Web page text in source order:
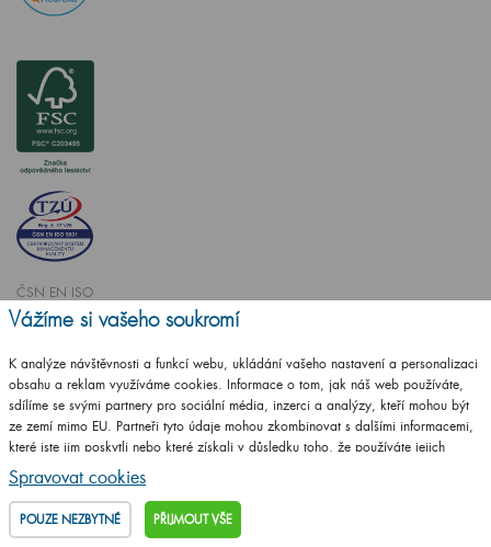
ČSN EN ISO
14001:2016
9001:2016
Vytvořilo studio
Vážíme si vašeho soukromí
K analýze návštěvnosti a funkcí webu, ukládání vašeho nastavení a personalizaci
obsahu a reklam využíváme cookies. Informace o tom, jak náš web používáte,
sdílíme se svými partnery pro sociální média, inzerci a analýzy, kteří mohou být
ze zemí mimo EU. Partneři tyto údaje mohou zkombinovat s dalšími informacemi,
které jste jim poskytli nebo které získali v důsledku toho, že používáte jejich
služby.
Podrobné informace
Spravovat cookies
POUZE NEZBYTNÉ PŘIJMOUT VŠE